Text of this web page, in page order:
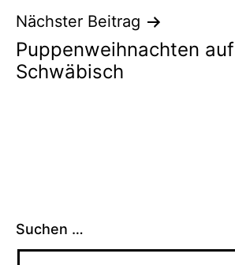
Nächster Beitrag
Puppenweihnachten auf
Schwäbisch
Suchen …